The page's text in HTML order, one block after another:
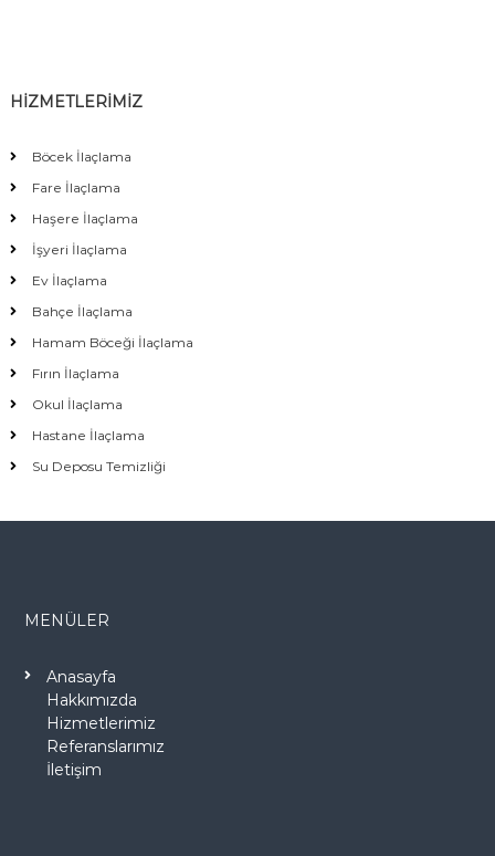
HİZMETLERİMİZ
Böcek İlaçlama
Fare İlaçlama
Haşere İlaçlama
İşyeri İlaçlama
Ev İlaçlama
Bahçe İlaçlama
Hamam Böceği İlaçlama
Fırın İlaçlama
Okul İlaçlama
Hastane İlaçlama
Su Deposu Temizliği
MENÜLER
Anasayfa
Hakkımızda
Hizmetlerimiz
Referanslarımız
İletişim